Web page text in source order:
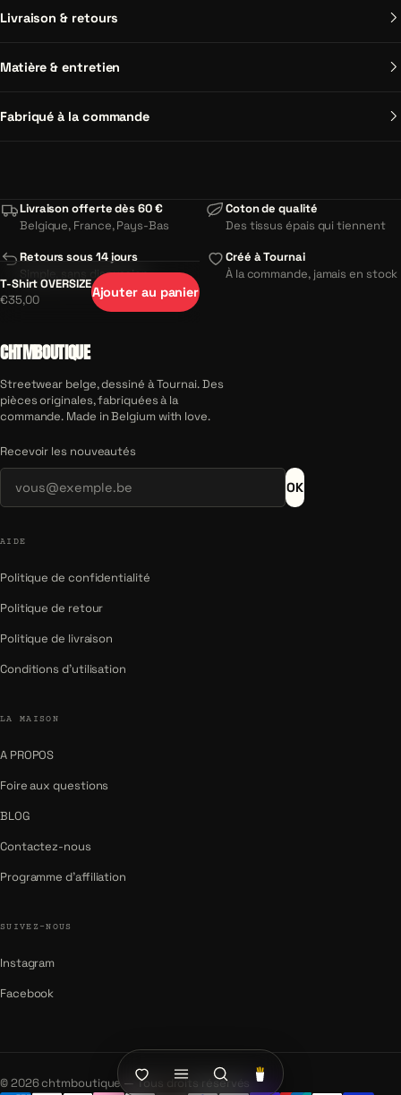
Livraison & retours
Matière & entretien
Fabriqué à la commande
T-Shirt OVERSIZE
€35,00
Ajouter au panier
Livraison offerte dès 60 €
Belgique, France, Pays-Bas
Coton de qualité
Des tissus épais qui tiennent
Retours sous 14 jours
Simple, sans discussion
Créé à Tournai
À la commande, jamais en stock
CHTMBOUTIQUE
Streetwear belge, dessiné à Tournai. Des
pièces originales, fabriquées à la
commande. Made in Belgium with love.
Recevoir les nouveautés
OK
AIDE
Politique de confidentialité
Politique de retour
Politique de livraison
Conditions d'utilisation
LA MAISON
A PROPOS
Foire aux questions
BLOG
Contactez-nous
Programme d'affiliation
SUIVEZ-NOUS
Instagram
Facebook
© 2026 chtmboutique — Tous droits réservés